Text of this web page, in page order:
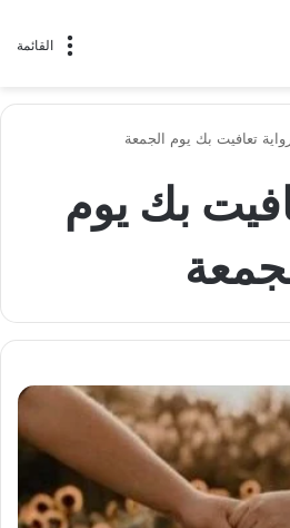
القائمة
تعافيت بك يوم الجمعة
بك يوم